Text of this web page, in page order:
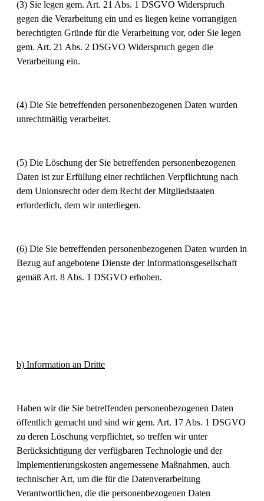
(3) Sie legen gem. Art. 21 Abs. 1 DSGVO Widerspruch
gegen die Verarbeitung ein und es liegen keine vorrangigen
berechtigten Gründe für die Verarbeitung vor, oder Sie legen
gem. Art. 21 Abs. 2 DSGVO Widerspruch gegen die
Verarbeitung ein.
(4) Die Sie betreffenden personenbezogenen Daten wurden
unrechtmäßig verarbeitet.
(5) Die Löschung der Sie betreffenden personenbezogenen
Daten ist zur Erfüllung einer rechtlichen Verpflichtung nach
dem Unionsrecht oder dem Recht der Mitgliedstaaten
erforderlich, dem wir unterliegen.
(6) Die Sie betreffenden personenbezogenen Daten wurden in
Bezug auf angebotene Dienste der Informationsgesellschaft
gemäß Art. 8 Abs. 1 DSGVO erhoben.
b) Information an Dritte
Haben wir die Sie betreffenden personenbezogenen Daten
öffentlich gemacht und sind wir gem. Art. 17 Abs. 1 DSGVO
zu deren Löschung verpflichtet, so treffen wir unter
Berücksichtigung der verfügbaren Technologie und der
Implementierungskosten angemessene Maßnahmen, auch
technischer Art, um die für die Datenverarbeitung
Verantwortlichen, die die personenbezogenen Daten